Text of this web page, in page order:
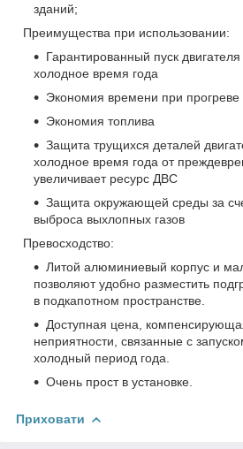
зданий;
Преимущества при использовании:
Гарантированный пуск
холодное время года
Экономия времени при прогреве
Экономия топлива
Защита трущихся деталей
холодное время года от
увеличивает ресурс ДВС
Защита окружающей среды за
выброса выхлопных газов
Превосходство:
Литой алюминиевый корпус и
позволяют удобно разместить
в подкапотном пространстве.
Доступная цена,
неприятности, связанные с
холодный период года.
Очень прост в установке.
Приховати